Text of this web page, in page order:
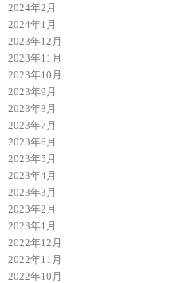
2024年2月
2024年1月
2023年12月
2023年11月
2023年10月
2023年9月
2023年8月
2023年7月
2023年6月
2023年5月
2023年4月
2023年3月
2023年2月
2023年1月
2022年12月
2022年11月
2022年10月